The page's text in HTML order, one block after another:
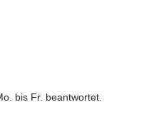
bis Fr. beantwortet.